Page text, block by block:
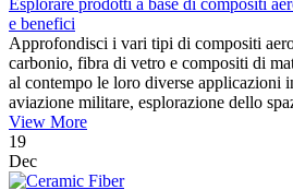
Esplorare prodotti a base di compositi
e benefici
Approfondisci i vari tipi di compositi
carbonio, fibra di vetro e compositi di
al contempo le loro diverse applicazioni
aviazione militare, esplorazione dello
View More
19
Dec